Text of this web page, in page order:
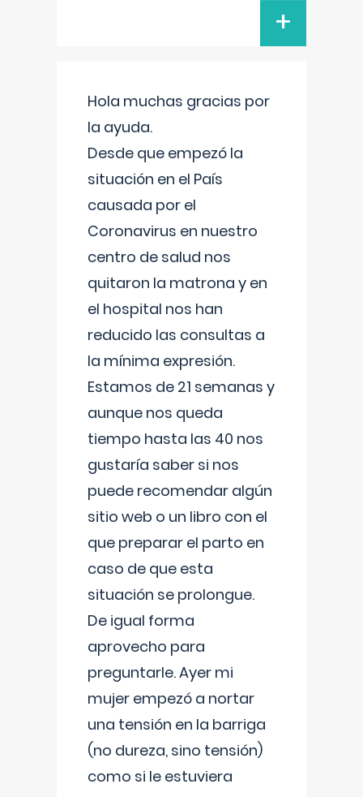
+
Hola muchas gracias por
la ayuda.
Desde que empezó la
situación en el País
causada por el
Coronavirus en nuestro
centro de salud nos
quitaron la matrona y en
el hospital nos han
reducido las consultas a
la mínima expresión.
Estamos de 21 semanas y
aunque nos queda
tiempo hasta las 40 nos
gustaría saber si nos
puede recomendar algún
sitio web o un libro con el
que preparar el parto en
caso de que esta
situación se prolongue.
De igual forma
aprovecho para
preguntarle. Ayer mi
mujer empezó a nortar
una tensión en la barriga
(no dureza, sino tensión)
como si le estuviera